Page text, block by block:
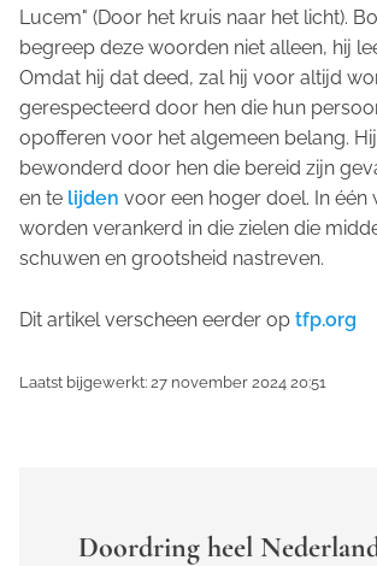
Lucem" (Door het kruis naar het licht).
begreep deze woorden niet alleen, hij
Omdat hij dat deed, zal hij voor altijd
gerespecteerd door hen die hun
opofferen voor het algemeen belang.
bewonderd door hen die bereid zijn
en te lijden voor een hoger doel. In één
worden verankerd in die zielen die
schuwen en grootsheid nastreven.
Dit artikel verscheen eerder op tfp.org
Laatst bijgewerkt: 27 november 2024 20:51
Doordring heel